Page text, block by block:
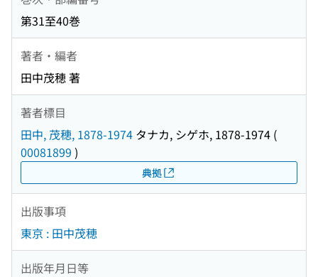
第31至40巻
著者・編者
田中茂穂 著
著者標目
田中, 茂穂, 1878-1974 タナカ, シゲホ, 1878-1974 (
00081899 )
典拠
出版事項
東京 : 田中茂穂
出版年月日等